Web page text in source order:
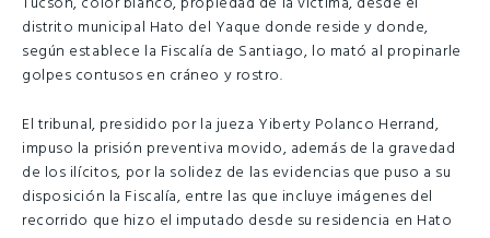
distrito municipal Hato del Yaque donde reside y donde,
según establece la Fiscalía de Santiago, lo mató al propinarle
golpes contusos en cráneo y rostro.
El tribunal, presidido por la jueza Yiberty Polanco Herrand,
impuso la prisión preventiva movido, además de la gravedad
de los ilícitos, por la solidez de las evidencias que puso a su
disposición la Fiscalía, entre las que incluye imágenes del
recorrido que hizo el imputado desde su residencia en Hato